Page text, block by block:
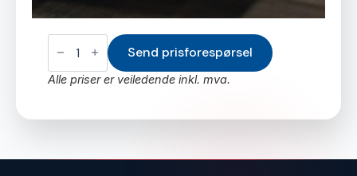
Sidedør
70x128
Høyre
(fabrikkmontert)
Send prisforespørsel
Alle priser er veiledende inkl. mva.